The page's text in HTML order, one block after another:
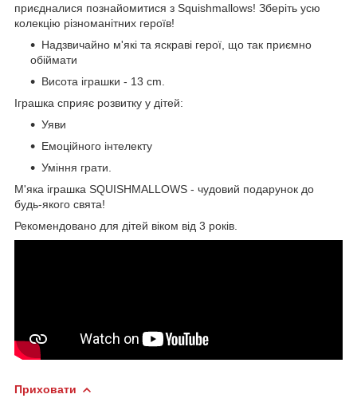
приєдналися познайомитися з Squishmallows! Зберіть усю
колекцію різноманітних героїв!
Надзвичайно м'які та яскраві герої, що так приємно
обіймати
Висота іграшки - 13 cm.
Іграшка сприяє розвитку у дітей:
Уяви
Емоційного інтелекту
Уміння грати.
М'яка іграшка SQUISHMALLOWS - чудовий подарунок до
будь-якого свята!
Рекомендовано для дітей віком від 3 років.
Приховати